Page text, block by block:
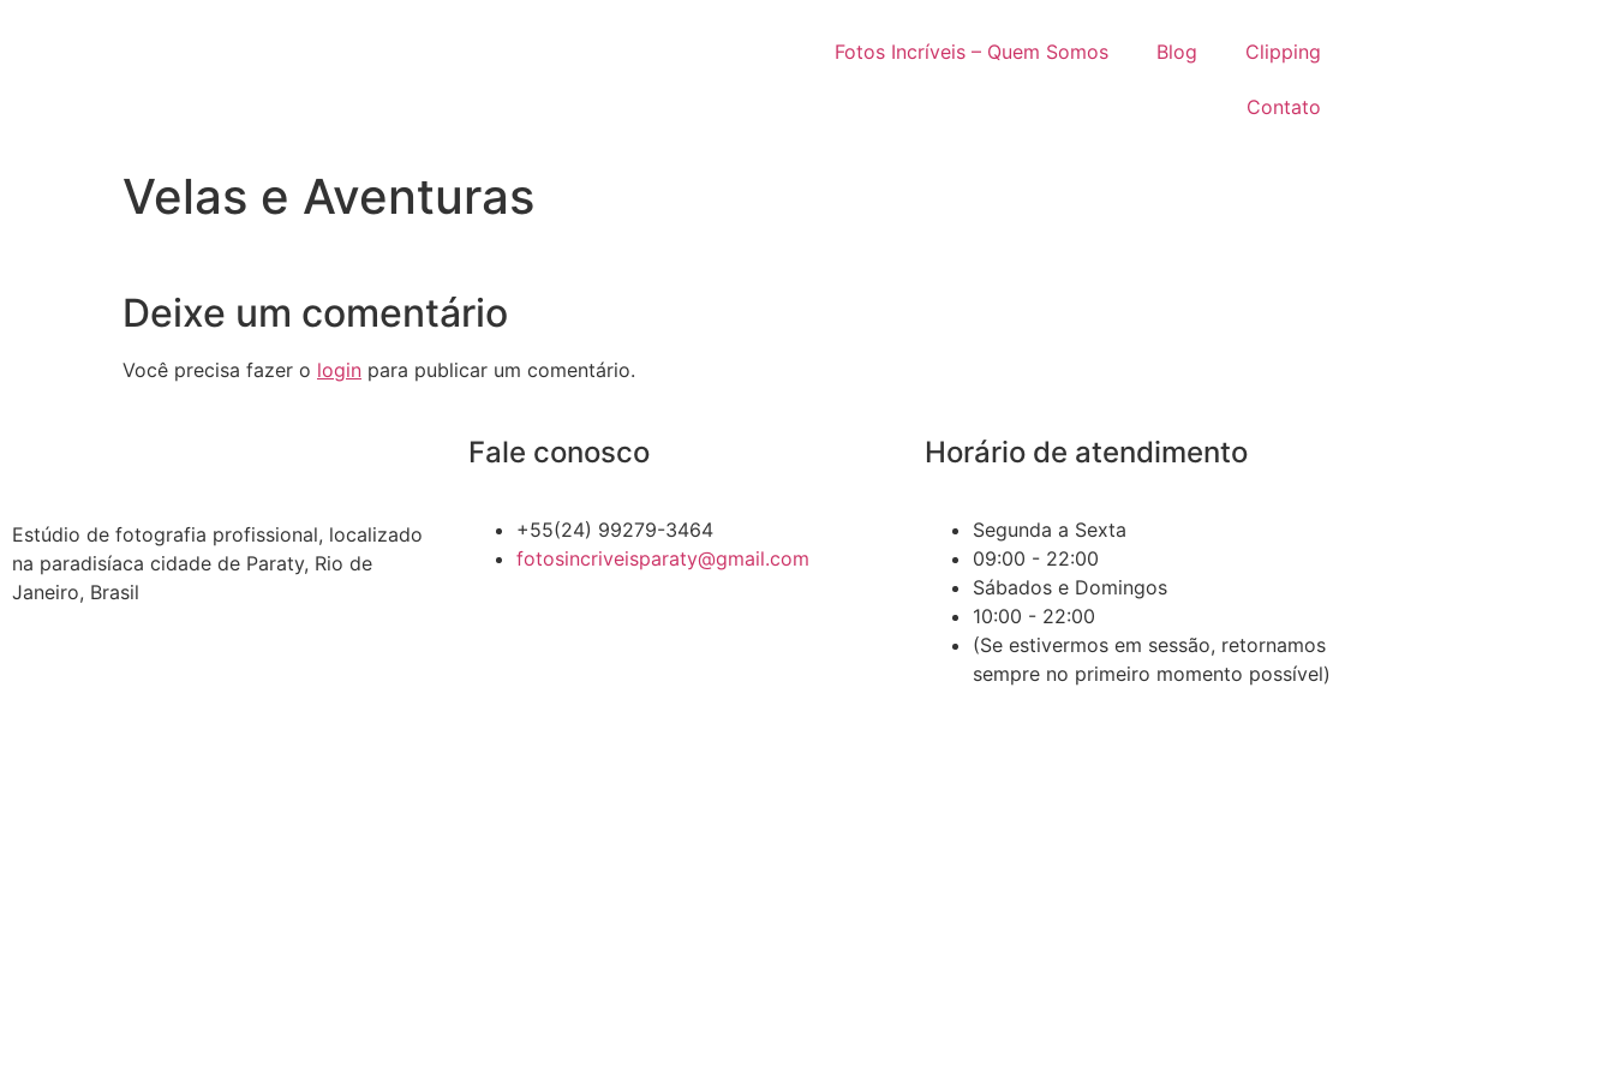
Fotos Incríveis – Quem Somos Blog Clipping
Contato
Velas e Aventuras
Deixe um comentário
Você precisa fazer o login para publicar um comentário.
Estúdio de fotografia profissional, localizado
na paradisíaca cidade de Paraty, Rio de
Janeiro, Brasil
Fale conosco
+55(24) 99279-3464
fotosincriveisparaty@gmail.com
Horário de atendimento
Segunda a Sexta
09:00 - 22:00
Sábados e Domingos
10:00 - 22:00
(Se estivermos em sessão, retornamos
sempre no primeiro momento possível)